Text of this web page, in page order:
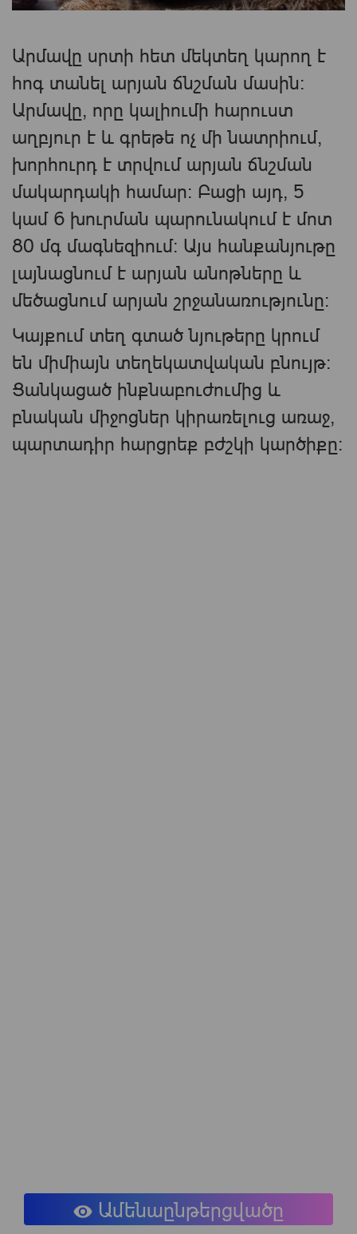
Արմավը սրտի հետ մեկտեղ կարող է
հոգ տանել արյան ճնշման մասին։
Արմավը, որը կալիումի հարուստ
աղբյուր է և գրեթե ոչ մի նատրիում,
խորհուրդ է տրվում արյան ճնշման
մակարդակի համար: Բացի այդ, 5
կամ 6 խուրման պարունակում է մոտ
80 մգ մագնեզիում։ Այս հանքանյութը
լայնացնում է արյան անոթները և
մեծացնում արյան շրջանառությունը։
Կայքում տեղ գտած նյութերը կրում
են միմիայն տեղեկատվական բնույթ։
Ցանկացած ինքնաբուժումից և
բնական միջոցներ կիրառելուց առաջ,
պարտադիր հարցրեք բժշկի կարծիքը։
Ամենաընթերցվածը